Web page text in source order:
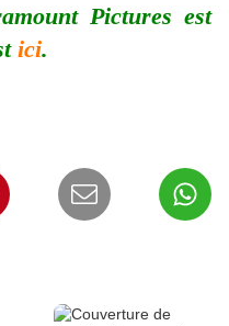
Pictures est
ici.